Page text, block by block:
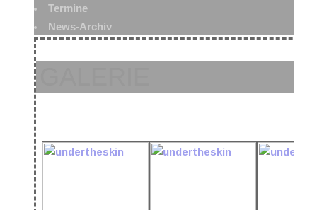
Termine
News-Archiv